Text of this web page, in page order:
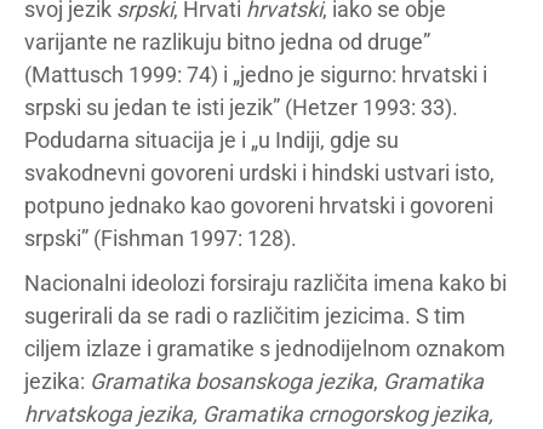
svoj jezik srpski, Hrvati hrvatski, iako se obje
varijante ne razlikuju bitno jedna od druge”
(Mattusch 1999: 74) i „jedno je sigurno: hrvatski i
srpski su jedan te isti jezik” (Hetzer 1993: 33).
Podudarna situacija je i „u Indiji, gdje su
svakodnevni govoreni urdski i hindski ustvari isto,
potpuno jednako kao govoreni hrvatski i govoreni
srpski” (Fishman 1997: 128).
Nacionalni ideolozi forsiraju različita imena kako bi
sugerirali da se radi o različitim jezicima. S tim
ciljem izlaze i gramatike s jednodijelnom oznakom
jezika: Gramatika bosanskoga jezika, Gramatika
hrvatskoga jezika, Gramatika crnogorskog jezika,